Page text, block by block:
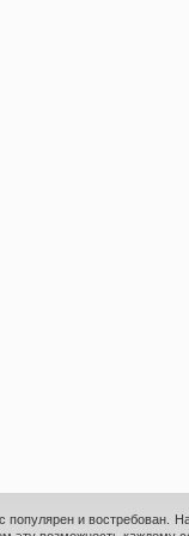
популярен и востребован.